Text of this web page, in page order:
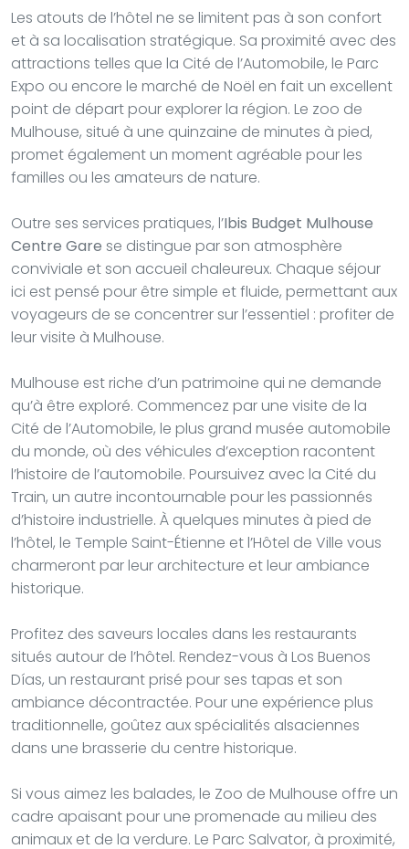
Les atouts de l’hôtel ne se limitent pas à son confort
et à sa localisation stratégique. Sa proximité avec des
attractions telles que la Cité de l’Automobile, le Parc
Expo ou encore le marché de Noël en fait un excellent
point de départ pour explorer la région. Le zoo de
Mulhouse, situé à une quinzaine de minutes à pied,
promet également un moment agréable pour les
familles ou les amateurs de nature.
Outre ses services pratiques, l’Ibis Budget Mulhouse
Centre Gare se distingue par son atmosphère
conviviale et son accueil chaleureux. Chaque séjour
ici est pensé pour être simple et fluide, permettant aux
voyageurs de se concentrer sur l’essentiel : profiter de
leur visite à Mulhouse.
Mulhouse est riche d’un patrimoine qui ne demande
qu’à être exploré. Commencez par une visite de la
Cité de l’Automobile, le plus grand musée automobile
du monde, où des véhicules d’exception racontent
l’histoire de l’automobile. Poursuivez avec la Cité du
Train, un autre incontournable pour les passionnés
d’histoire industrielle. À quelques minutes à pied de
l’hôtel, le Temple Saint-Étienne et l’Hôtel de Ville vous
charmeront par leur architecture et leur ambiance
historique.
Profitez des saveurs locales dans les restaurants
situés autour de l’hôtel. Rendez-vous à Los Buenos
Días, un restaurant prisé pour ses tapas et son
ambiance décontractée. Pour une expérience plus
traditionnelle, goûtez aux spécialités alsaciennes
dans une brasserie du centre historique.
Si vous aimez les balades, le Zoo de Mulhouse offre un
cadre apaisant pour une promenade au milieu des
animaux et de la verdure. Le Parc Salvator, à proximité,